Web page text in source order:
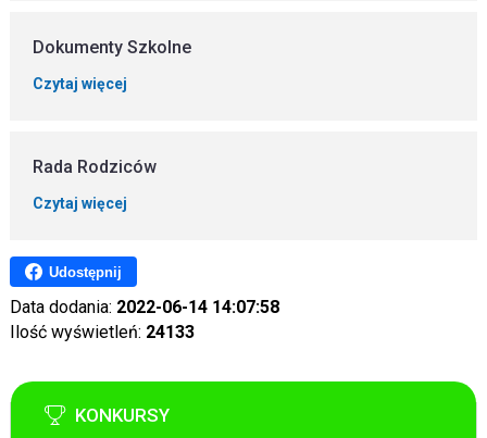
Dokumenty Szkolne
Czytaj więcej
Rada Rodziców
Czytaj więcej
Udostępnij
Data dodania: 2022-06-14 14:07:58
Ilość wyświetleń: 24133
KONKURSY